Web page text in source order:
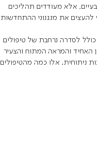
אלא מעודדים תהליכים
להעצים את מנגנוני ההתחדשות
לסדרה נרחבת של טיפולים
האחיד והמראה המתוח והצעיר
ניתוחית. אלו כמה מהטיפולים